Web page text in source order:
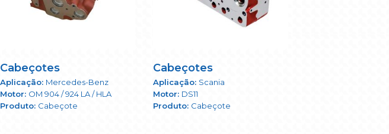
Cabeçotes
Mercedes-Benz
OM 904 / 924 LA / HLA
Cabeçote
Cabeçotes
Scania
DS11
Cabeçote